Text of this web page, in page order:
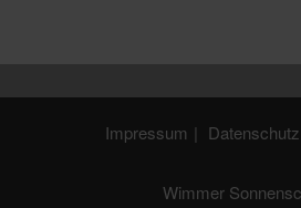
Impressum Datenschutz
Wimmer